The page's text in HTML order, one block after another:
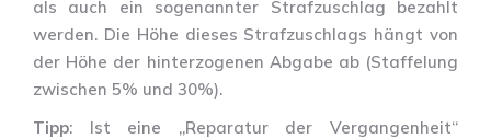
als auch ein sogenannter Strafzuschlag bezahlt
werden. Die Höhe dieses Strafzuschlags hängt von
der Höhe der hinterzogenen Abgabe ab (Staffelung
zwischen 5% und 30%).
Tipp: Ist eine „Reparatur der Vergangenheit“